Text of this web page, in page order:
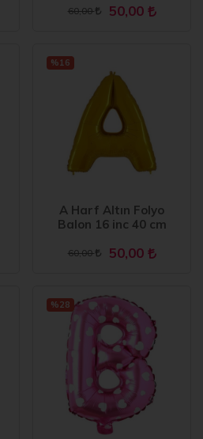
60,00 50,00
A Harf Altın Folyo
Balon 16 inc 40 cm
60,00 50,00
%16
%28